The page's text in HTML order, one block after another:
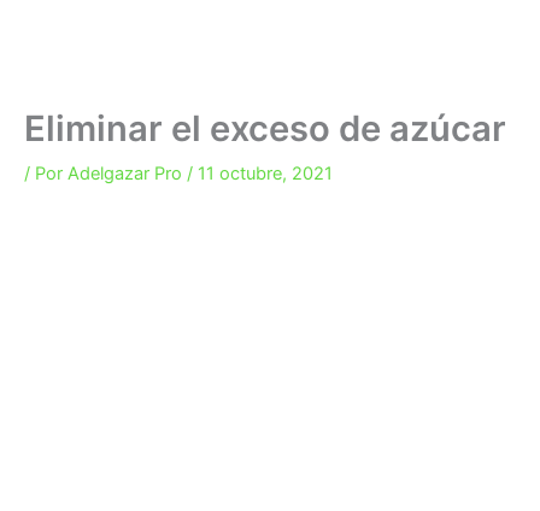
Eliminar el exceso de azúcar
/ Por Adelgazar Pro / 11 octubre, 2021